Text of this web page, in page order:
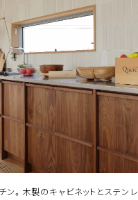
ン。木製のキャビネットとステン